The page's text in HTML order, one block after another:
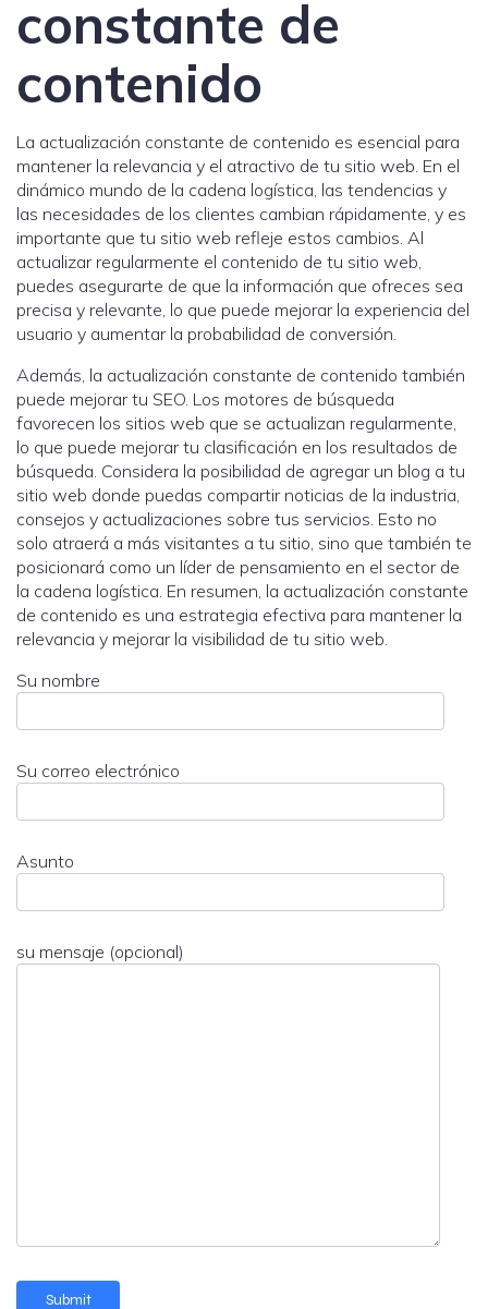
constante de
contenido
La actualización constante de contenido es esencial para
mantener la relevancia y el atractivo de tu sitio web. En el
dinámico mundo de la cadena logística, las tendencias y
las necesidades de los clientes cambian rápidamente, y es
importante que tu sitio web refleje estos cambios. Al
actualizar regularmente el contenido de tu sitio web,
puedes asegurarte de que la información que ofreces sea
precisa y relevante, lo que puede mejorar la experiencia del
usuario y aumentar la probabilidad de conversión.
Además, la actualización constante de contenido también
puede mejorar tu SEO. Los motores de búsqueda
favorecen los sitios web que se actualizan regularmente,
lo que puede mejorar tu clasificación en los resultados de
búsqueda. Considera la posibilidad de agregar un blog a tu
sitio web donde puedas compartir noticias de la industria,
consejos y actualizaciones sobre tus servicios. Esto no
solo atraerá a más visitantes a tu sitio, sino que también te
posicionará como un líder de pensamiento en el sector de
la cadena logística. En resumen, la actualización constante
de contenido es una estrategia efectiva para mantener la
relevancia y mejorar la visibilidad de tu sitio web.
Su nombre
Su correo electrónico
Asunto
su mensaje (opcional)